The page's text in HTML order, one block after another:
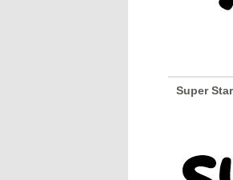
Super